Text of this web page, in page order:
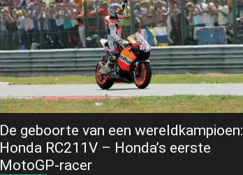
De geboorte van een wereldkampioen:
Honda RC211V – Honda’s eerste
MotoGP-racer